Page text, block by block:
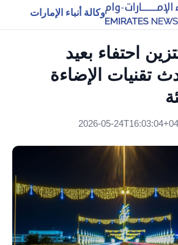
وكالة أنباء الإمارات
احتفاء بعيد
تقنيات الإضاءة
2026-05-